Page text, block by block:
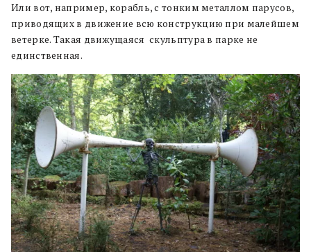
Или вот, например, корабль, с тонким металлом парусов,
приводящих в движение всю конструкцию при малейшем
ветерке. Такая движущаяся скульптура в парке не
единственная.